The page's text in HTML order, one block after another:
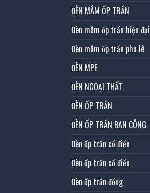
ĐÈN MÂM ỐP TRẦN
Đèn mâm ốp trần hiện đại
Đèn mâm ốp trần pha lê
ĐÈN MPE
ĐÈN NGOẠI THẤT
ĐÈN ỐP TRẦN
ĐÈN ỐP TRẦN BAN CÔNG
Đèn ốp trần cổ điển
Đèn ốp trần cổ điển
Đèn ốp trần đồng